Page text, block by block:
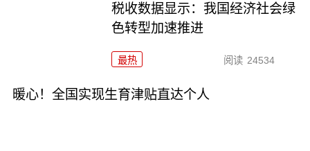
税收数据显示：我国经济社会绿
色转型加速推进
最热 阅读 24534
暖心！全国实现生育津贴直达个人